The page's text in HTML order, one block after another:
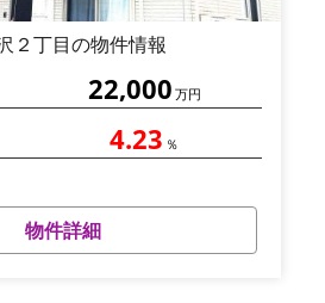
２丁目の物件情報
22,000 万円
4.23 ％
物件詳細